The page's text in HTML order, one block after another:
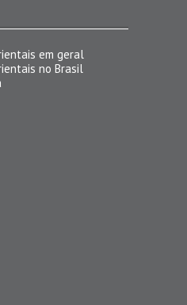
em geral
no Brasil